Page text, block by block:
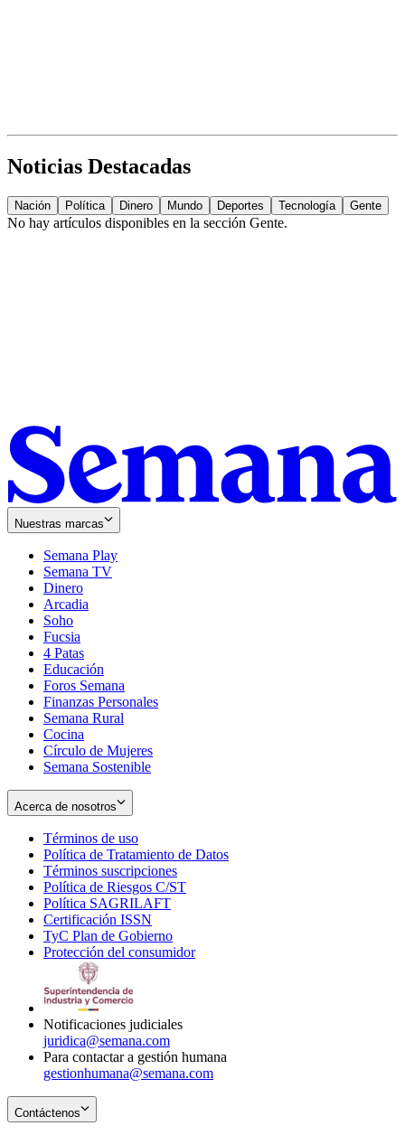
Noticias Destacadas
Nación Política Dinero Mundo Deportes Tecnología Gente
No hay artículos disponibles en la sección Gente.
Nuestras marcas
Semana Play
Semana TV
Dinero
Arcadia
Soho
in
new
window
Fucsia
in
new
window
4 Patas
Educación
Foros Semana
Finanzas Personales
Semana Rural
Cocina
Círculo de Mujeres
Semana Sostenible
Acerca de nosotros
Términos de uso
in
new
window
Política de Tratamiento de Datos
Términos suscripciones
in
Política de Riesgos C/ST
Política SAGRILAFT
new
window
Certificación ISSN
in
new
TyC Plan de Gobierno
in
Protección del consumidorOpens
Notificaciones judiciales
juridica@semana.com
Para contactar a gestión humana
gestionhumana@semana.com
Contáctenos